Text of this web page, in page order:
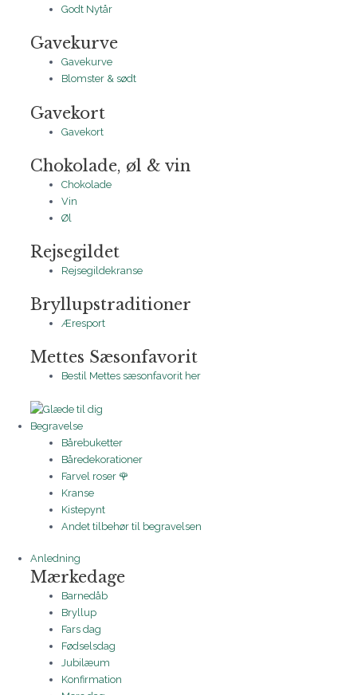
Godt Nytår
Gavekurve
Gavekurve
Blomster & sødt
Gavekort
Gavekort
Chokolade, øl & vin
Chokolade
Vin
Øl
Rejsegildet
Rejsegildekranse
Bryllupstraditioner
Æresport
Mettes Sæsonfavorit
Bestil Mettes sæsonfavorit her
Begravelse
Bårebuketter
Båredekorationer
Farvel roser 🌹
Kranse
Kistepynt
Andet tilbehør til begravelsen
Anledning
Mærkedage
Barnedåb
Bryllup
Fars dag
Fødselsdag
Jubilæum
Konfirmation